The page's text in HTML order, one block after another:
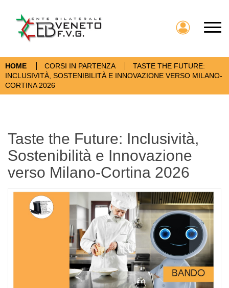
HOME CORSI IN PARTENZA
TASTE THE FUTURE:
INCLUSIVITÀ, SOSTENIBILITÀ E INNOVAZIONE VERSO MILANO-
CORTINA 2026
Taste the Future: Inclusività,
Sostenibilità e Innovazione
verso Milano-Cortina 2026